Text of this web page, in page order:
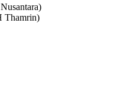
Thamrin)